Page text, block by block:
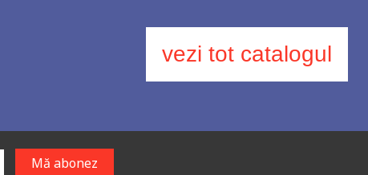
vezi tot catalogul